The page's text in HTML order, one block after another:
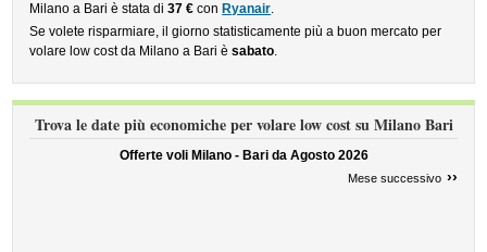
Milano a Bari è stata di37 € con Ryanair.
Se volete risparmiare, il giorno statisticamente più a buon mercato per
volare low cost da Milano a Bari èsabato.
Trova le date più economiche per volare low cost su Milano Bari
Offerte voli Milano - Bari da Agosto 2026
Mese successivo ››